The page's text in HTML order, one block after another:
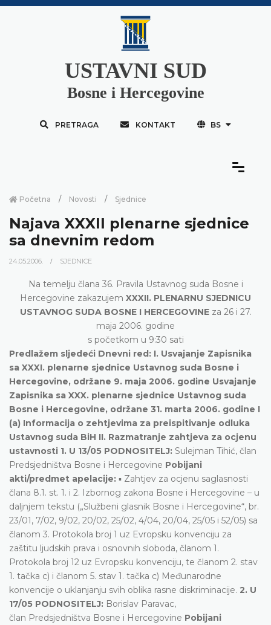
USTAVNI SUD
Bosne i Hercegovine
PRETRAGA KONTAKT BS
Početna Novosti Sjednice
Najava XXXII plenarne sjednice
sa dnevnim redom
24.05.2006. SJEDNICE
Na temelju člana 36. Pravila Ustavnog suda Bosne i
Hercegovine zakazujem XXXII. PLENARNU SJEDNICU
USTAVNOG SUDA BOSNE I HERCEGOVINEza 26 i 27.
maja 2006. godine
s početkom u 9:30 sati
Predlažem sljedeći Dnevni red: I. Usvajanje Zapisnika
sa XXXI. plenarne sjednice Ustavnog suda Bosne i
Hercegovine, održane 9. maja 2006. godine Usvajanje
Zapisnika sa XXX. plenarne sjednice Ustavnog suda
Bosne i Hercegovine, održane 31. marta 2006. godine I
(a) Informacija o zehtjevima za preispitivanje odluka
Ustavnog suda BiH II. Razmatranje zahtjeva za ocjenu
ustavnosti 1. U 13/05 PODNOSITELJ: Sulejman Tihić, član
Predsjedništva Bosne i Hercegovine Pobijani
akti/predmet apelacije: ▪ Zahtjev za ocjenu saglasnosti
člana 8.1. st. 1. i 2. Izbornog zakona Bosne i Hercegovine – u
daljnjem tekstu („Službeni glasnik Bosne i Hercegovine“, br.
23/01, 7/02, 9/02, 20/02, 25/02, 4/04, 20/04, 25/05 i 52/05) sa
članom 3. Protokola broj 1 uz Evropsku konvenciju za
zaštitu ljudskih prava i osnovnih sloboda, članom 1.
Protokola broj 12 uz Evropsku konvenciju, te članom 2. stav
1. tačka c) i članom 5. stav 1. tačka c) Međunarodne
konvencije o uklanjanju svih oblika rasne diskriminacije. 2. U
17/05 PODNOSITELJ: Borislav Paravac,
član Predsjedništva Bosne i Hercegovine Pobijani